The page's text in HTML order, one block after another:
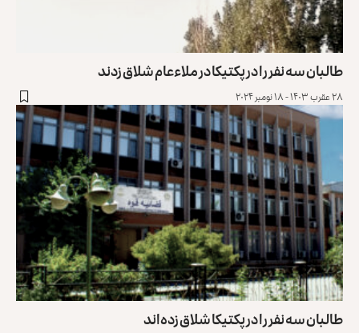
طالبان سه نفر را در پکتیکا در ملاءعام شلاق زدند
۲۸ عقرب ۱۴۰۳ - ۱۸ نومبر ۲۰۲۴
طالبان سه نفر را در پکتیکا شلاق زده‌اند